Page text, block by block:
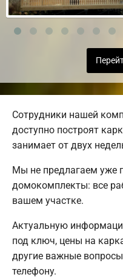
Сотрудники нашей
доступно построят
занимает от двух
Мы не предлагаем уже
домокомплекты: все
вашем участке.
Актуальную
под ключ, цены на
другие важные
телефону.